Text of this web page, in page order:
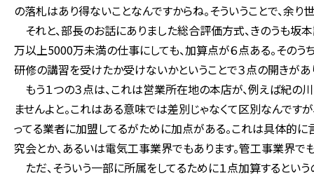
の落札はあり得ないことなんですからね。そういうことで、余
それと、部長のお話にありました総合評価方式、きのうも坂
万以上5000万未満の仕事にしても、加算点が６点ある。その
研修の講習を受けたか受けないかということで３点の開きがあ
もう１つの３点は、これは営業所在地の本店が、例えば紀
ませんよと。これはある意味では差別じゃなくて区別なんです
ってる業者に加盟してるがために加点がある。これは具体的
究会とか、あるいは電気工事業界でもあります。管工事業界で
ただ、そういう一部に所属をしてるために１点加算するとい